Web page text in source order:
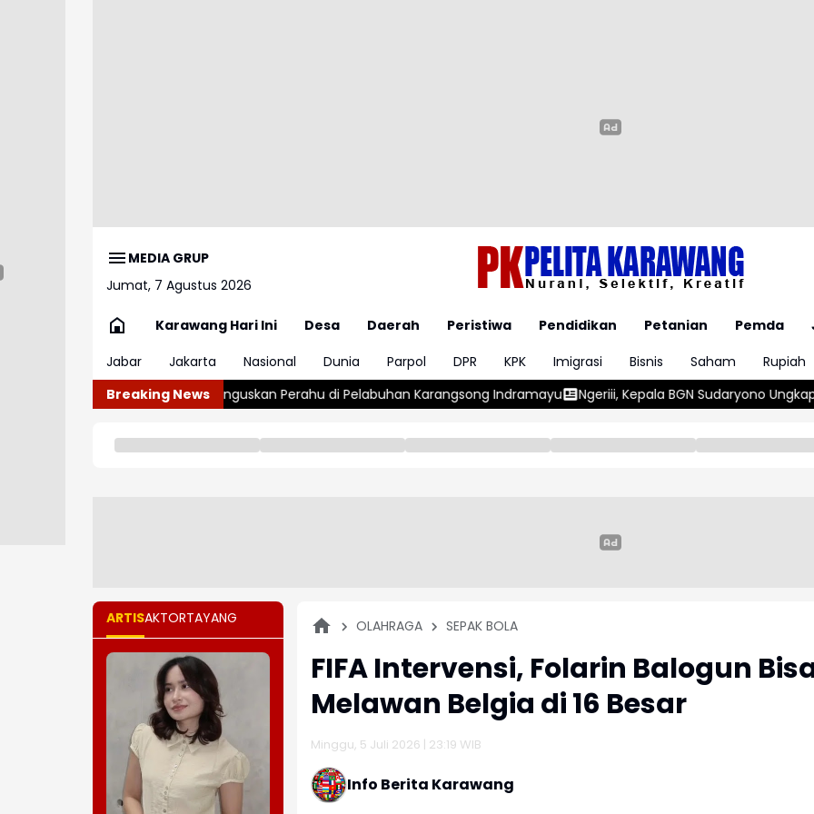
MEDIA GRUP
Jumat, 7 Agustus 2026
Karawang Hari Ini Desa Daerah Peristiwa Pendidikan Petanian Pemda
Jabar
Jakarta Nasional Dunia Parpol DPR KPK Imigrasi Bisnis Saham
Rupiah
Breaking News
Hebat Hanguskan Perahu di Pelabuhan Karangsong Indramayu Ngeriii, Kepala BGN Sudaryono Ungkapkan Diketemukan
ARTISAKTORTAYANG OLAHRAGA SEPAK BOLA
FIFA Intervensi, Folarin Balogun
Melawan Belgia di 16 Besar
Minggu, 5 Juli 2026 | 23:19 WIB
Info Berita Karawang